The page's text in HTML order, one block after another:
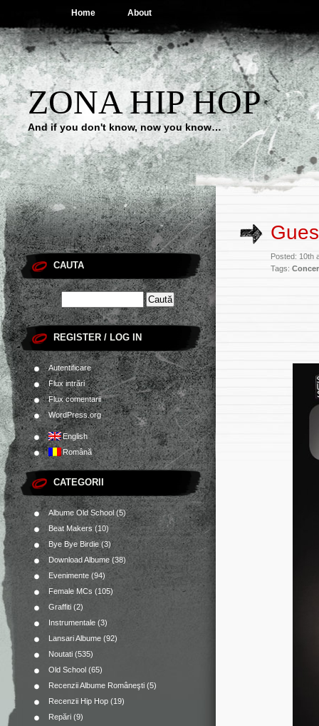
Home About
ZONA HIP HOP
And if you don't know, now you know…
CAUTA
REGISTER / LOG IN
Autentificare
Flux intrări
Flux comentarii
WordPress.org
English
Română
CATEGORII
Albume Old School(5)
Beat Makers(10)
Bye Bye Birdie(3)
Download Albume (38)
Evenimente (94)
Female MCs (105)
Graffiti (2)
Instrumentale (3)
Lansari Albume (92)
Noutati (535)
Old School (65)
Recenzii Albume Româneşti (5)
Recenzii Hip Hop (19)
Repări (9)
Posted: 10th
Tags: